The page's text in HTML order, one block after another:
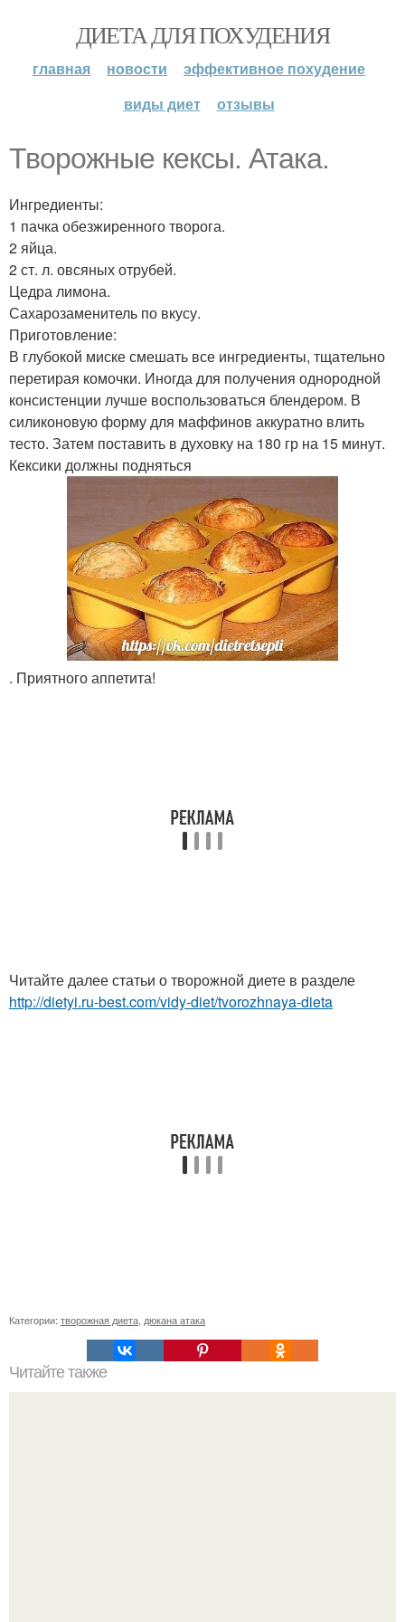
ДИЕТА ДЛЯ ПОХУДЕНИЯ
главная новости
эффективное похудение
виды диет
отзывы
Творожные кексы. Атака.
Ингредиенты:
1 пачка обезжиренного творога.
2 яйца.
2 ст. л. овсяных отрубей.
Цедра лимона.
Сахарозаменитель по вкусу.
Приготовление:
В глубокой миске смешать все ингредиенты, тщательно
перетирая комочки. Иногда для получения однородной
консистенции лучше воспользоваться блендером. В
силиконовую форму для маффинов аккуратно влить
тесто. Затем поставить в духовку на 180 гр на 15 минут.
Кексики должны подняться
. Приятного аппетита!
Читайте далее статьи о творожной диете в разделе
http://dietyi.ru-best.com/vidy-diet/tvorozhnaya-dieta
Категории: творожная диета дюкана атака
Читайте также